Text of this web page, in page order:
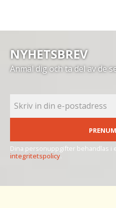
NYHETSBREV
Anmäl dig och ta del av de
Dina personuppgifter behandlas i
integritetspolicy.